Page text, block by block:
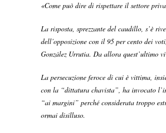
«Come può dire di rispettare il settore
La risposta, sprezzante del caudillo, s’è
dell’opposizione con il 95 per cento dei
González Urrutia. Da allora quest’ultimo
La persecuzione feroce di cui è vittima,
con la “dittatura chavista”, ha invocato
“ai margini” perché considerata troppo
ormai disilluso.